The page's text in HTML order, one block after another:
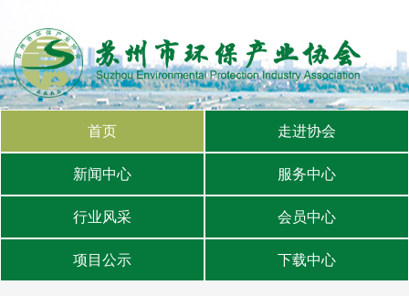
首页 走进协会
新闻中心 服务中心
行业风采 会员中心
项目公示 下载中心